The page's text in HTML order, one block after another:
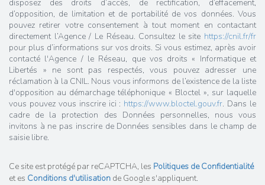
disposez des droits d’accès, de rectification, d’effacement,
d’opposition, de limitation et de portabilité de vos données. Vous
pouvez retirer votre consentement à tout moment en contactant
directement l’Agence / Le Réseau. Consultez le site https://cnil.fr/fr
pour plus d’informations sur vos droits. Si vous estimez, après avoir
contacté l'Agence / le Réseau, que vos droits « Informatique et
Libertés » ne sont pas respectés, vous pouvez adresser une
réclamation à la CNIL. Nous vous informons de l’existence de la liste
d'opposition au démarchage téléphonique « Bloctel », sur laquelle
vous pouvez vous inscrire ici : https://www.bloctel.gouv.fr. Dans le
cadre de la protection des Données personnelles, nous vous
invitons à ne pas inscrire de Données sensibles dans le champ de
saisie libre.
Ce site est protégé par reCAPTCHA, les Politiques de Confidentialité
et es Conditions d'utilisation de Google s'appliquent.